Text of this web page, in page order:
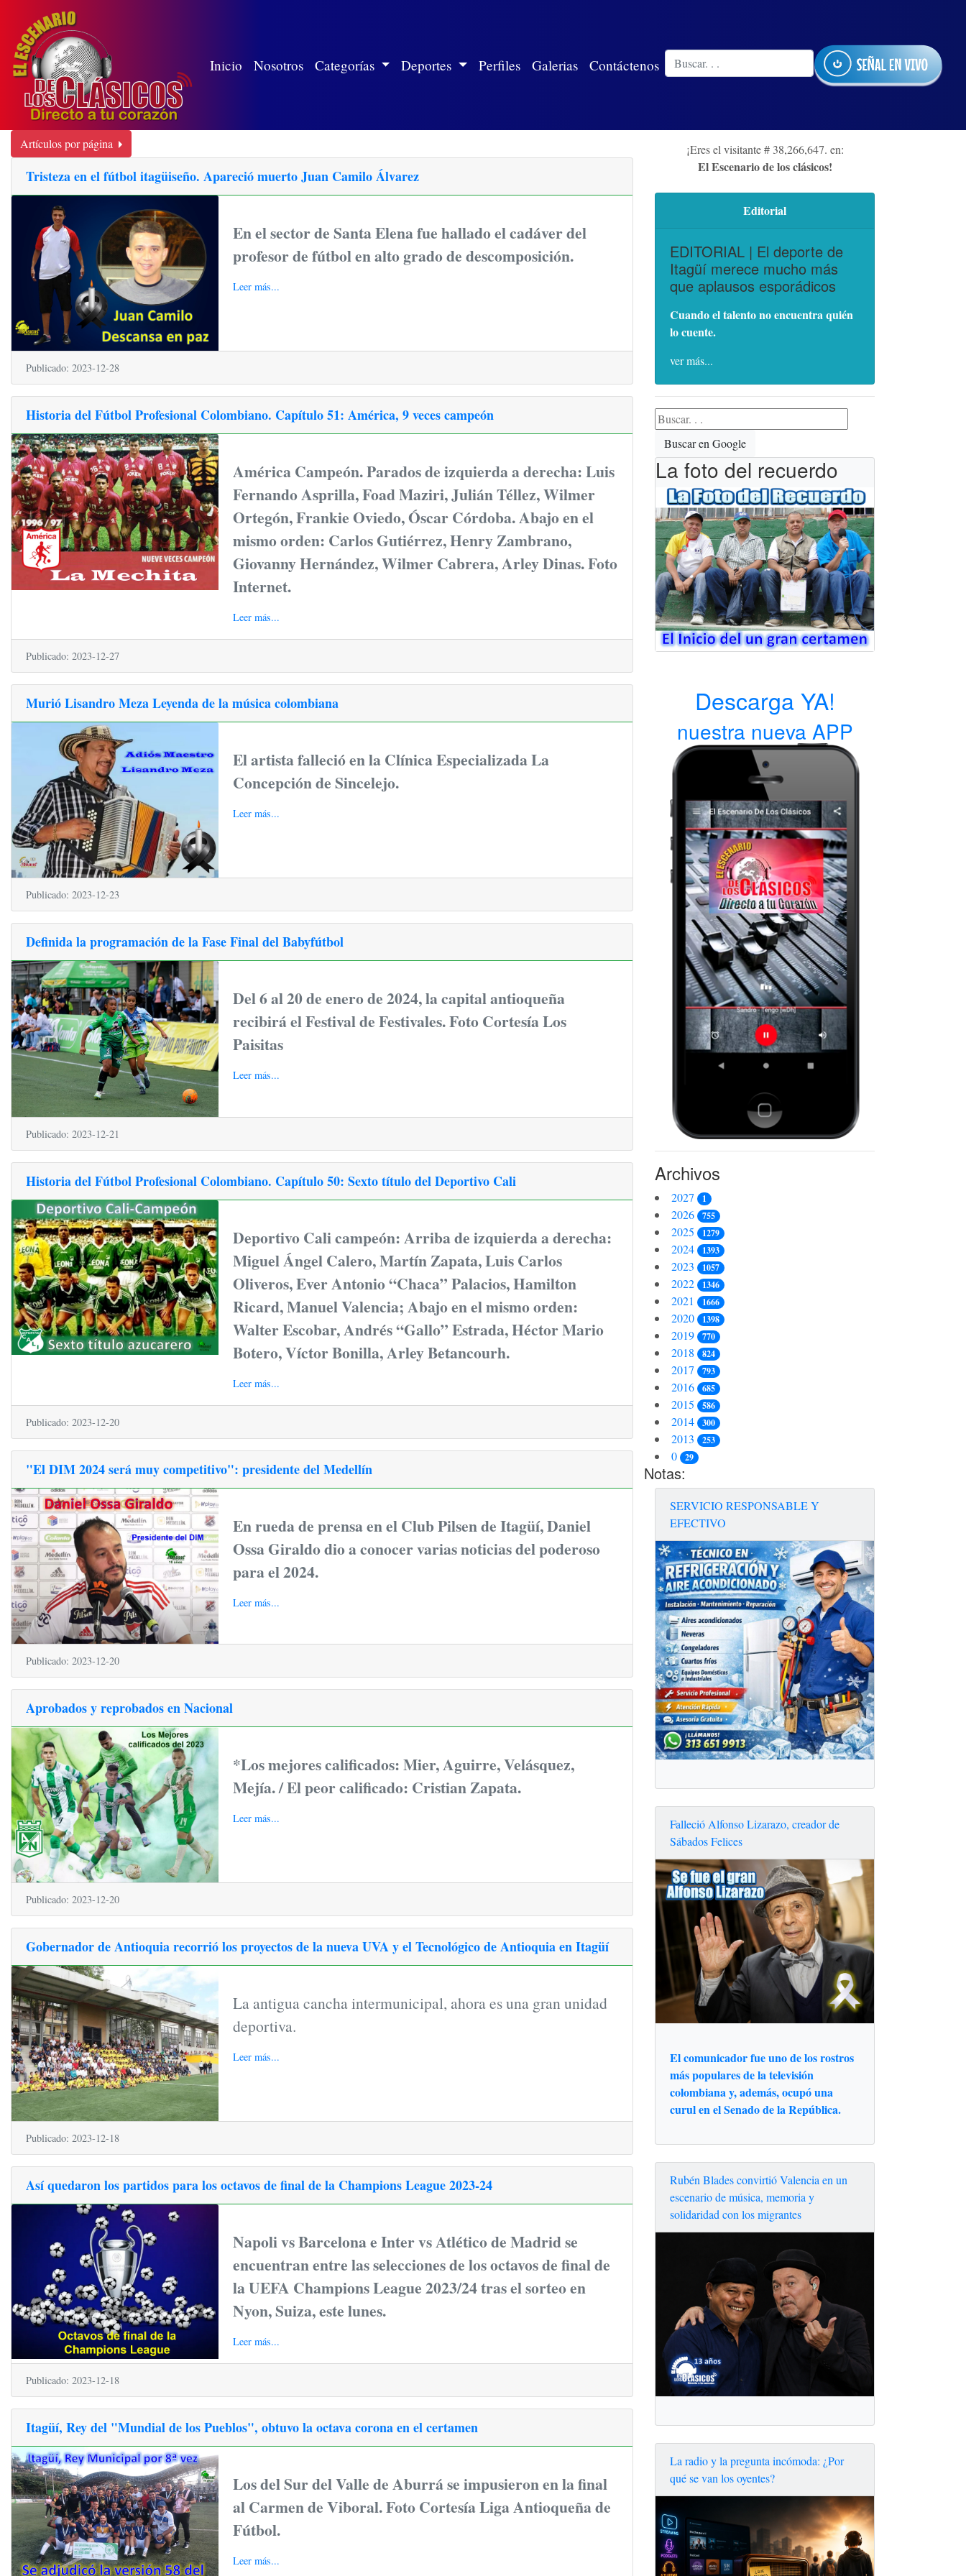
Inicio Nosotros(white)
Categorías Deportes Perfiles Galerias Contáctenos
Artículos por página
Tristeza en el fútbol itagüiseño. Apareció muerto Juan Camilo Álvarez
En el sector de Santa Elena fue hallado el cadáver del
profesor de fútbol en alto grado de descomposición.
Leer más...
Publicado: 2023-12-28
Historia del Fútbol Profesional Colombiano. Capítulo 51: América, 9 veces campeón
América Campeón. Parados de izquierda a derecha: Luis
Fernando Asprilla, Foad Maziri, Julián Téllez, Wilmer
Ortegón, Frankie Oviedo, Óscar Córdoba. Abajo en el
mismo orden: Carlos Gutiérrez, Henry Zambrano,
Giovanny Hernández, Wilmer Cabrera, Arley Dinas. Foto
Internet.
Leer más...
Publicado: 2023-12-27
Murió Lisandro Meza Leyenda de la música colombiana
El artista falleció en la Clínica Especializada La
Concepción de Sincelejo.
Leer más...
Publicado: 2023-12-23
Definida la programación de la Fase Final del Babyfútbol
Del 6 al 20 de enero de 2024, la capital antioqueña
recibirá el Festival de Festivales. Foto Cortesía Los
Paisitas
Leer más...
Publicado: 2023-12-21
Historia del Fútbol Profesional Colombiano. Capítulo 50: Sexto título del Deportivo Cali
Deportivo Cali campeón: Arriba de izquierda a derecha:
Miguel Ángel Calero, Martín Zapata, Luis Carlos
Oliveros, Ever Antonio “Chaca” Palacios, Hamilton
Ricard, Manuel Valencia; Abajo en el mismo orden:
Walter Escobar, Andrés “Gallo” Estrada, Héctor Mario
Botero, Víctor Bonilla, Arley Betancourh.
Leer más...
Publicado: 2023-12-20
"El DIM 2024 será muy competitivo": presidente del Medellín
En rueda de prensa en el Club Pilsen de Itagüí, Daniel
Ossa Giraldo dio a conocer varias noticias del poderoso
para el 2024.
Leer más...
Publicado: 2023-12-20
Aprobados y reprobados en Nacional
*Los mejores calificados: Mier, Aguirre, Velásquez,
Mejía. / El peor calificado: Cristian Zapata.
Leer más...
Publicado: 2023-12-20
Gobernador de Antioquia recorrió los proyectos de la nueva UVA y el Tecnológico de Antioquia en Itagüí
La antigua cancha intermunicipal, ahora es una gran unidad
deportiva.
Leer más...
Publicado: 2023-12-18
Así quedaron los partidos para los octavos de final de la Champions League 2023-24
Napoli vs Barcelona e Inter vs Atlético de Madrid se
encuentran entre las selecciones de los octavos de final de
la UEFA Champions League 2023/24 tras el sorteo en
Nyon, Suiza, este lunes.
Leer más...
Publicado: 2023-12-18
Itagüí, Rey del "Mundial de los Pueblos", obtuvo la octava corona en el certamen
Los del Sur del Valle de Aburrá se impusieron en la final
al Carmen de Viboral. Foto Cortesía Liga Antioqueña de
Fútbol.
Leer más...
¡Eres el visitante # 38,266,647. en:
El Escenario de los clásicos!
Editorial
EDITORIAL | El deporte de
Itagüí merece mucho más
que aplausos esporádicos
Cuando el talento no encuentra quién
lo cuente.
ver más...
Buscar en Google
La foto del recuerdo
Descarga YA!
nuestra nueva APP
Archivos
2027 1
2026 755
2025 1279
2024 1393
2023 1057
2022 1346
2021 1666
2020 1398
2019 770
2018 824
2017 793
2016 685
2015 586
2014 300
2013 253
0 29
Notas:
SERVICIO RESPONSABLE Y
EFECTIVO
Falleció Alfonso Lizarazo, creador de
Sábados Felices
El comunicador fue uno de los rostros
más populares de la televisión
colombiana y, además, ocupó una
curul en el Senado de la República.
Rubén Blades convirtió Valencia en un
escenario de música, memoria y
solidaridad con los migrantes
La radio y la pregunta incómoda: ¿Por
qué se van los oyentes?